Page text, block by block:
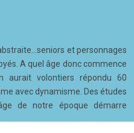
et personnages
A quel âge donc commence
aurait volontiers répondu 60
avec dynamisme. Des études
de notre époque démarre